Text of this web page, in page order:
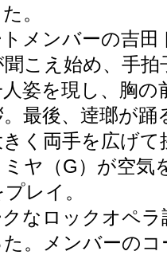
。
メンバーの吉田
こえ始め、手拍
姿を現し、胸の
最後、逹瑯が踊
く両手を広げ
ヤ（G）が空気
レイ。
なロックオペ
た。メンバーの